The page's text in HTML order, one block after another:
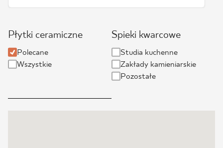
DLA BIZNESU
BLOG
GDZIE KUPIĆ
Płytki ceramiczne
Polecane
Wszystkie
Spieki kwarcowe
Studia kuchenne
Zakłady kamieniarskie
Pozostałe